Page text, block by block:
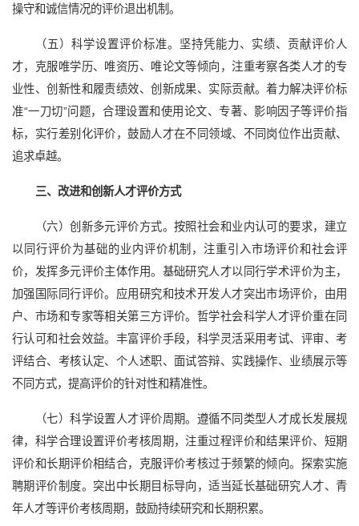
操守和诚信情况的评价退出机制。
（五）科学设置评价标准。坚持凭能力、实绩、贡献评价人
才，克服唯学历、唯资历、唯论文等倾向，注重考察各类人才的专
业性、创新性和履责绩效、创新成果、实际贡献。着力解决评价标
准“一刀切”问题，合理设置和使用论文、专著、影响因子等评价指
标，实行差别化评价，鼓励人才在不同领域、不同岗位作出贡献、
追求卓越。
三、改进和创新人才评价方式
（六）创新多元评价方式。按照社会和业内认可的要求，建立
以同行评价为基础的业内评价机制，注重引入市场评价和社会评
价，发挥多元评价主体作用。基础研究人才以同行学术评价为主，
加强国际同行评价。应用研究和技术开发人才突出市场评价，由用
户、市场和专家等相关第三方评价。哲学社会科学人才评价重在同
行认可和社会效益。丰富评价手段，科学灵活采用考试、评审、考
评结合、考核认定、个人述职、面试答辩、实践操作、业绩展示等
不同方式，提高评价的针对性和精准性。
（七）科学设置人才评价周期。遵循不同类型人才成长发展规
律，科学合理设置评价考核周期，注重过程评价和结果评价、短期
评价和长期评价相结合，克服评价考核过于频繁的倾向。探索实施
聘期评价制度。突出中长期目标导向，适当延长基础研究人才、青
年人才等评价考核周期，鼓励持续研究和长期积累。